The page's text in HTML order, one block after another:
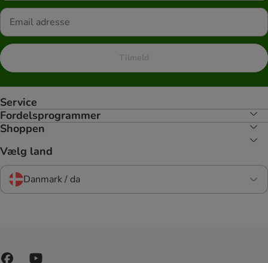
Tilmeld
Service
Fordelsprogrammer
Shoppen
Vælg land
Danmark / da